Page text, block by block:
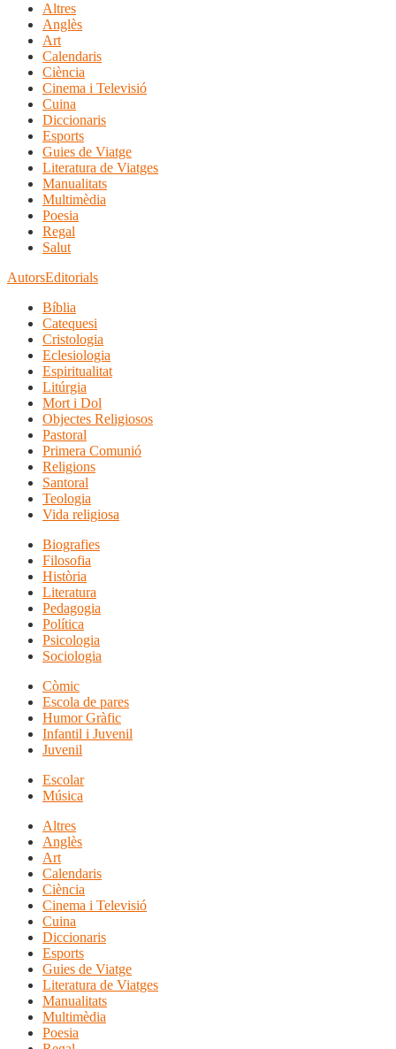
Altres
Anglès
Art
Calendaris
Ciència
Cinema i Televisió
Cuina
Diccionaris
Esports
Guies de Viatge
Literatura de Viatges
Manualitats
Multimèdia
Poesia
Regal
Salut
AutorsEditorials
Bíblia
Catequesi
Cristologia
Eclesiologia
Espiritualitat
Litúrgia
Mort i Dol
Objectes Religiosos
Pastoral
Primera Comunió
Religions
Santoral
Teologia
Vida religiosa
Biografies
Filosofia
Història
Literatura
Pedagogia
Política
Psicologia
Sociologia
Còmic
Escola de pares
Humor Gràfic
Infantil i Juvenil
Juvenil
Escolar
Música
Altres
Anglès
Art
Calendaris
Ciència
Cinema i Televisió
Cuina
Diccionaris
Esports
Guies de Viatge
Literatura de Viatges
Manualitats
Multimèdia
Poesia